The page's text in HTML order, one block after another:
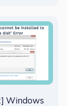
Windows